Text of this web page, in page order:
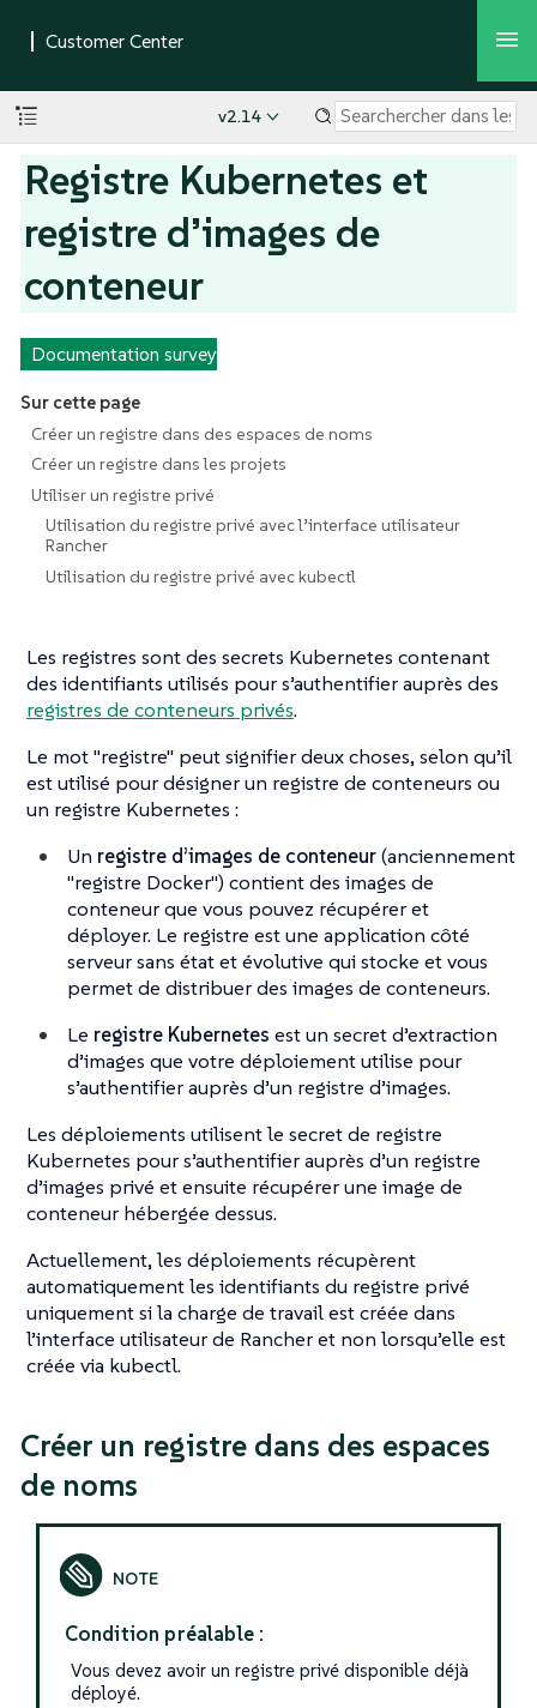
v2.14
Registre Kubernetes et
registre d’images de
conteneur
Documentation survey
Sur cette page
Créer un registre dans des espaces de noms
Créer un registre dans les projets
Utiliser un registre privé
Utilisation du registre privé avec l’interface utilisateur
Rancher
Utilisation du registre privé avec kubectl
Les registres sont des secrets Kubernetes contenant
des identifiants utilisés pour s’authentifier auprès des
registres de conteneurs privés.
Le mot "registre" peut signifier deux choses, selon qu’il
est utilisé pour désigner un registre de conteneurs ou
un registre Kubernetes :
Un registre d’images de conteneur(anciennement
"registre Docker") contient des images de
conteneur que vous pouvez récupérer et
déployer. Le registre est une application côté
serveur sans état et évolutive qui stocke et vous
permet de distribuer des images de conteneurs.
Le registre Kubernetes est un secret d’extraction
d’images que votre déploiement utilise pour
s’authentifier auprès d’un registre d’images.
Les déploiements utilisent le secret de registre
Kubernetes pour s’authentifier auprès d’un registre
d’images privé et ensuite récupérer une image de
conteneur hébergée dessus.
Actuellement, les déploiements récupèrent
automatiquement les identifiants du registre privé
uniquement si la charge de travail est créée dans
l’interface utilisateur de Rancher et non lorsqu’elle est
créée via kubectl.
Créer un registre dans des espaces
de noms
Condition préalable :
Vous devez avoir un registre privé disponible déjà
déployé.